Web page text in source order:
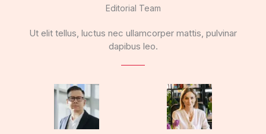
Editorial Team
Ut elit tellus, luctus nec ullamcorper mattis, pulvinar
dapibus leo.